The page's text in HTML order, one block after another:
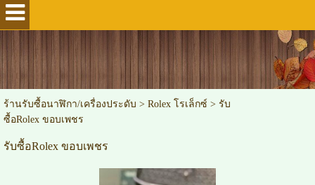
ร้านรับซื้อนาฬิกา/เครื่องประดับ > Rolex โรเล็กซ์ > รับ
ซื้อRolex ขอบเพชร
รับซื้อRolex ขอบเพชร